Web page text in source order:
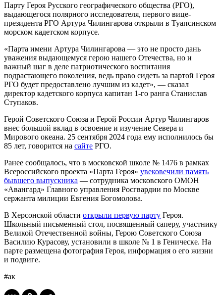
Парту Героя Русского географического общества (РГО),
выдающегося полярного исследователя, первого вице-
президента РГО Артура Чилингарова открыли в Туапсинском
морском кадетском корпусе.
«Парта имени Артура Чилингарова — это не просто дань
уважения выдающемуся герою нашего Отечества, но и
важный шаг в деле патриотического воспитания
подрастающего поколения, ведь право сидеть за партой Героя
РГО будет предоставлено лучшим из кадет», — сказал
директор кадетского корпуса капитан 1-го ранга Станислав
Ступаков.
Герой Советского Союза и Герой России Артур Чилингаров
внес большой вклад в освоение и изучение Севера и
Мирового океана. 25 сентября 2024 года ему исполнилось бы
85 лет, говорится на сайте РГО.
Ранее сообщалось, что в московской школе № 1476 в рамках
Всероссийского проекта «Парта Героя» увековечили память
бывшего выпускника — сотрудника московского ОМОН
«Авангард» Главного управления Росгвардии по Москве
сержанта милиции Евгения Богомолова.
В Херсонской области открыли первую парту Героя.
Школьный письменный стол, посвященный саперу, участнику
Великой Отечественной войны, Герою Советского Союза
Василию Курасову, установили в школе № 1 в Геническе. На
парте размещена фотография Героя, информация о его жизни
и подвиге.
#ак